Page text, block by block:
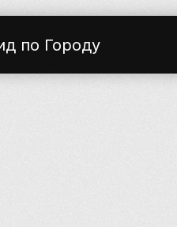
по Городу